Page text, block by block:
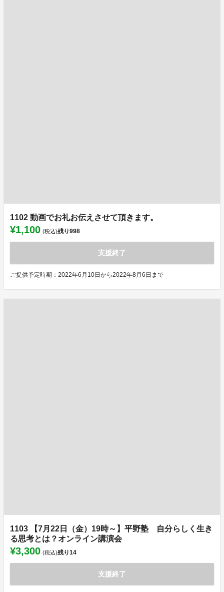
1102 動画でお礼お伝えさせて頂きます。
¥1,100 (税込)残り998
支援終了
ご提供予定時期：2022年6月10日から2022年8月6日まで
1103 【7月22日（金）19時～】平野塾 自分らしく生き
る思考とは？オンライン講演会
¥3,300 (税込)残り14
支援終了